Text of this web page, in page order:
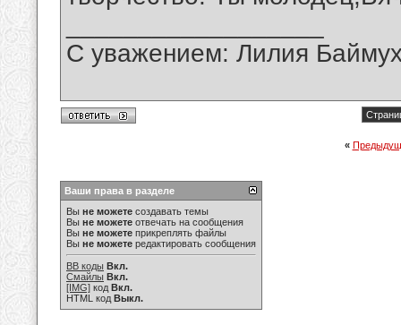
С уважением: Лилия
«
Ваши права в разделе
Вы не можете создавать темы
Вы не можете отвечать на сообщения
Вы не можете прикреплять файлы
Вы не можете редактировать сообщения
BB коды Вкл.
Смайлы Вкл.
[IMG] код Вкл.
HTML код Выкл.